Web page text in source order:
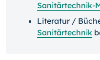
Sanitärtechnik-
Literatur /
Sanitärtechnik